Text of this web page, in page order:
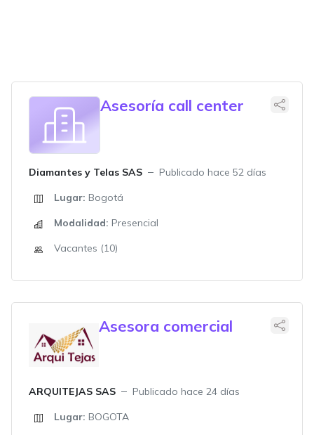
Asesoría call center
Diamantes y Telas SAS
Publicado hace 52 días
Lugar: Bogotá
Modalidad: Presencial
Vacantes (10)
Asesora comercial
ARQUITEJAS SAS
Publicado hace 24 días
Lugar: BOGOTA